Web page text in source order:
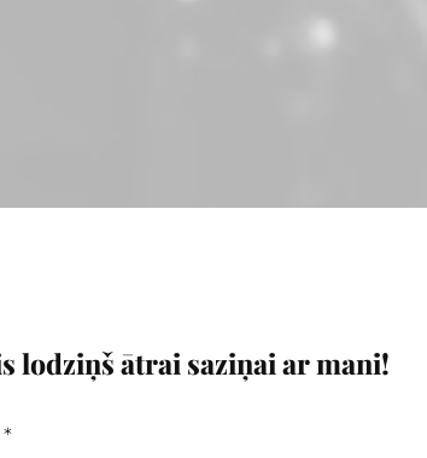
lodziņš ātrai saziņai ar mani!
*